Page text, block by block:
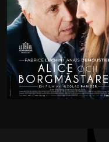
Med smart dialog
fångar Nicolas
mellan bortglömda
lobbyister i en snygg
Rohmer-vibbar.